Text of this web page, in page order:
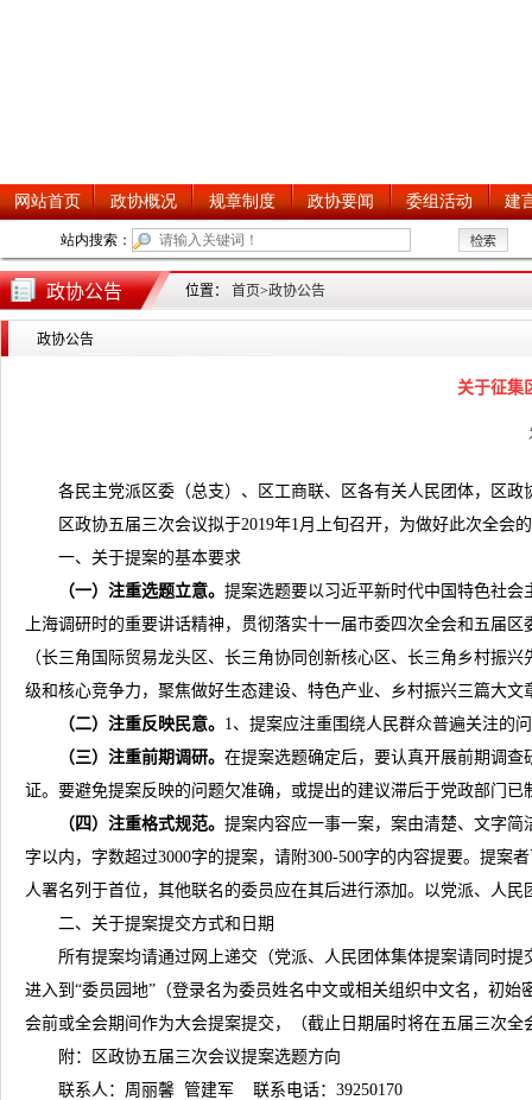
政协公告 位置： 首页>政协公告
政协公告
关于征集
各民主党派区委（总支）、区工商联、区各有关人民团体，区政
区政协五届三次会议拟于2019年1月上旬召开，为做好此次全会
一、关于提案的基本要求
（一）注重选题立意。 提案选题要以习近平新时代中国特色社
上海调研时的重要讲话精神，贯彻落实十一届市委四次全会和五届
（长三角国际贸易龙头区、长三角协同创新核心区、长三角乡村振
级和核心竞争力，聚焦做好生态建设、特色产业、乡村振兴三篇大
（二）注重反映民意。 1、提案应注重围绕人民群众普遍关注的
（三）注重前期调研。 在提案选题确定后，要认真开展前期调
证。要避免提案反映的问题欠准确，或提出的建议滞后于党政部门已
（四）注重格式规范。 提案内容应一事一案，案由清楚、文字
字以内，字数超过3000字的提案，请附300-500字的内容提要。提
人署名列于首位，其他联名的委员应在其后进行添加。以党派、人
二、关于提案提交方式和日期
所有提案均请通过网上递交（党派、人民团体集体提案请同时提
进入到“委员园地”（登录名为委员姓名中文或相关组织中文名，初
会前或全会期间作为大会提案提交，（截止日期届时将在五届三次
附：区政协五届三次会议提案选题方向
联系人：周丽馨 管建军 联系电话：39250170